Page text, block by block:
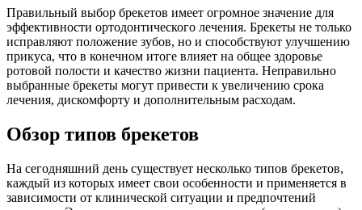
Правильный выбор брекетов имеет огромное значение для
эффективности ортодонтического лечения. Брекеты не только
исправляют положение зубов, но и способствуют улучшению
прикуса, что в конечном итоге влияет на общее здоровье
ротовой полости и качество жизни пациента. Неправильно
выбранные брекеты могут привести к увеличению срока
лечения, дискомфорту и дополнительным расходам.
Обзор типов брекетов
На сегодняшний день существует несколько типов брекетов,
каждый из которых имеет свои особенности и применяется в
зависимости от клинической ситуации и предпочтений